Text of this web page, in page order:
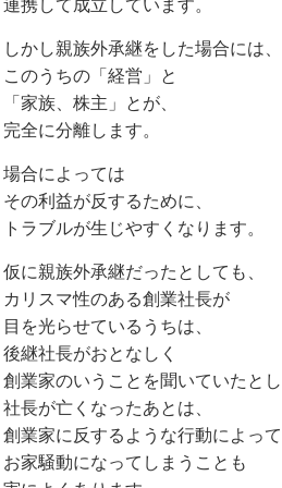
連携して成立しています。
しかし親族外承継をした場合には、
このうちの「経営」と
「家族、株主」とが、
完全に分離します。
場合によっては
その利益が反するために、
トラブルが生じやすくなります。
仮に親族外承継だったとしても、
カリスマ性のある創業社長が
目を光らせているうちは、
後継社長がおとなしく
創業家のいうことを聞いていたと
社長が亡くなったあとは、
創業家に反するような行動によって
お家騒動になってしまうことも